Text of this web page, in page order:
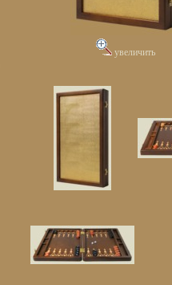
увеличить